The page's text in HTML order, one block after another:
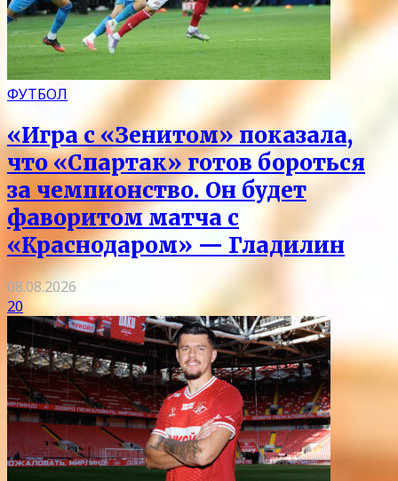
ФУТБОЛ
«Игра с «Зенитом» показала,
что «Спартак» готов бороться
за чемпионство. Он будет
фаворитом матча с
«Краснодаром» — Гладилин
08.08.2026
20